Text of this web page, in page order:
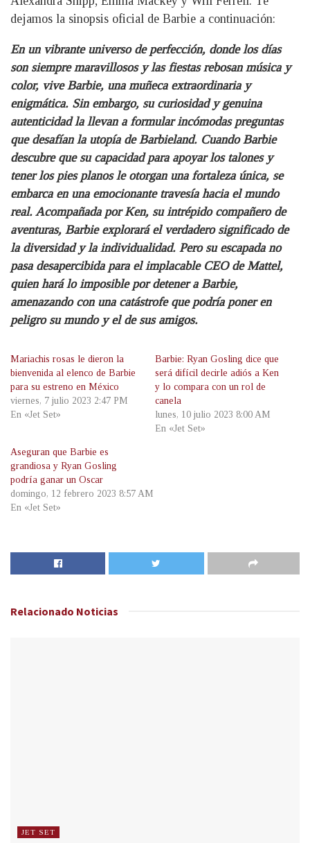
dejamos la sinopsis oficial de Barbie a continuación:
En un vibrante universo de perfección, donde los días
son siempre maravillosos y las fiestas rebosan música y
color, vive Barbie, una muñeca extraordinaria y
enigmática. Sin embargo, su curiosidad y genuina
autenticidad la llevan a formular incómodas preguntas
que desafían la utopía de Barbieland. Cuando Barbie
descubre que su capacidad para apoyar los talones y
tener los pies planos le otorgan una fortaleza única, se
embarca en una emocionante travesía hacia el mundo
real. Acompañada por Ken, su intrépido compañero de
aventuras, Barbie explorará el verdadero significado de
la diversidad y la individualidad. Pero su escapada no
pasa desapercibida para el implacable CEO de Mattel,
quien hará lo imposible por detener a Barbie,
amenazando con una catástrofe que podría poner en
peligro su mundo y el de sus amigos.
Mariachis rosas le dieron la
bienvenida al elenco de Barbie
para su estreno en México
viernes, 7 julio 2023 2:47 PM
En «Jet Set»
Barbie: Ryan Gosling dice que
será difícil decirle adiós a Ken
y lo compara con un rol de
canela
lunes, 10 julio 2023 8:00 AM
En «Jet Set»
Aseguran que Barbie es
grandiosa y Ryan Gosling
podría ganar un Oscar
domingo, 12 febrero 2023 8:57 AM
En «Jet Set»
Relacionado Noticias
JET SET